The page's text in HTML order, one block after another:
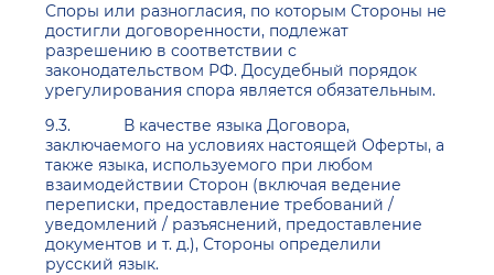
Споры или разногласия, по которым Стороны не
достигли договоренности, подлежат
разрешению в соответствии с
законодательством РФ. Досудебный порядок
урегулирования спора является обязательным.
9.3. В качестве языка Договора,
заключаемого на условиях настоящей Оферты, а
также языка, используемого при любом
взаимодействии Сторон (включая ведение
переписки, предоставление требований /
уведомлений / разъяснений, предоставление
документов и т. д.), Стороны определили
русский язык.